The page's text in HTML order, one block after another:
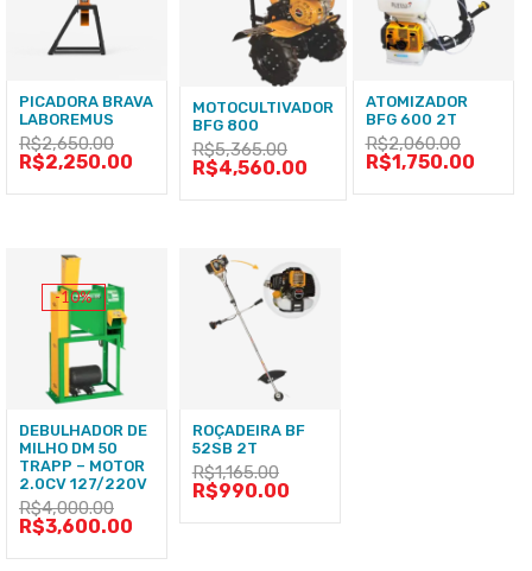
PICADORA BRAVA
LABOREMUS
R$2,650.00
R$2,250.00
MOTOCULTIVADOR
BFG 800
R$5,365.00
R$4,560.00
ATOMIZADOR
BFG 600 2T
R$2,060.00
R$1,750.00
-10%
DEBULHADOR DE
MILHO DM 50
TRAPP – MOTOR
2.0CV 127/220V
R$4,000.00
R$3,600.00
ROÇADEIRA BF
52SB 2T
R$1,165.00
R$990.00